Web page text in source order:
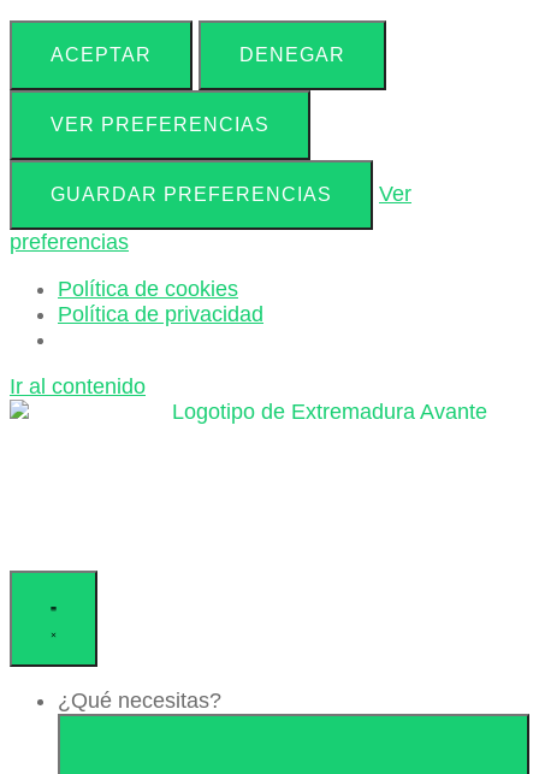
ACEPTAR DENEGAR
VER PREFERENCIAS
GUARDAR PREFERENCIAS
Ver
preferencias
Política de cookies
Política de privacidad
Ir al contenido
¿Qué necesitas?